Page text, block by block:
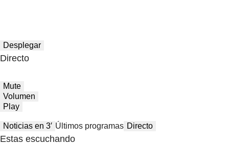
Desplegar
Directo
Mute
Volumen
Play
Noticias en 3′ Últimos programas Directo
Estas escuchando